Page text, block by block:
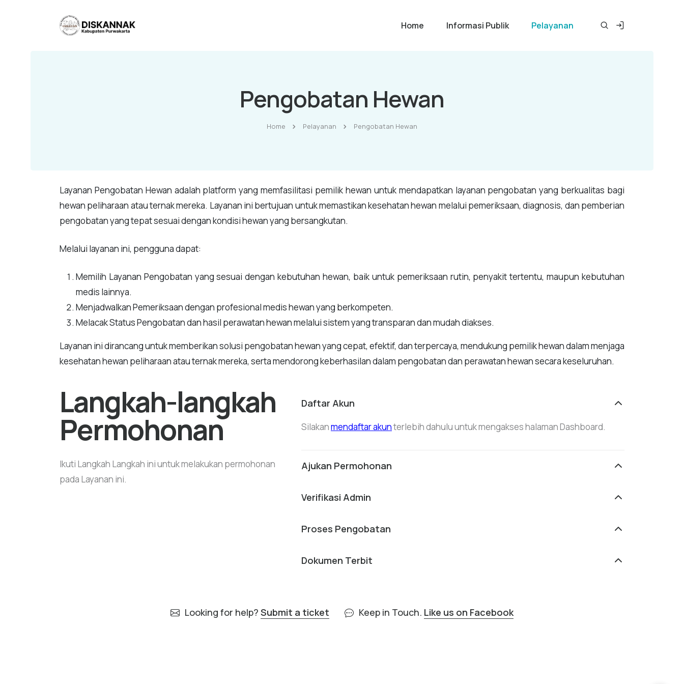
Home Informasi Publik Pelayanan
Pengobatan Hewan
Home Pelayanan Pengobatan Hewan
Layanan Pengobatan Hewan adalah platform yang memfasilitasi pemilik hewan untuk mendapatkan layanan pengobatan yang berkualitas bagi
hewan peliharaan atau ternak mereka. Layanan ini bertujuan untuk memastikan kesehatan hewan melalui pemeriksaan, diagnosis, dan pemberian
pengobatan yang tepat sesuai dengan kondisi hewan yang bersangkutan.
Melalui layanan ini, pengguna dapat:
Memilih Layanan Pengobatan yang sesuai dengan kebutuhan hewan, baik untuk pemeriksaan rutin, penyakit tertentu, maupun kebutuhan
medis lainnya.
Menjadwalkan Pemeriksaan dengan profesional medis hewan yang berkompeten.
Melacak Status Pengobatan dan hasil perawatan hewan melalui sistem yang transparan dan mudah diakses.
Layanan ini dirancang untuk memberikan solusi pengobatan hewan yang cepat, efektif, dan terpercaya, mendukung pemilik hewan dalam menjaga
kesehatan hewan peliharaan atau ternak mereka, serta mendorong keberhasilan dalam pengobatan dan perawatan hewan secara keseluruhan.
Langkah-langkah
Permohonan
Ikuti Langkah Langkah ini untuk melakukan permohonan
pada Layanan ini.
Daftar Akun
Silakanmendaftar akunterlebih dahulu untuk mengakses halaman Dashboard.
Ajukan Permohonan
Verifikasi Admin
Proses Pengobatan
Dokumen Terbit
Looking for help? Submit a ticket Keep in Touch. Like us on Facebook